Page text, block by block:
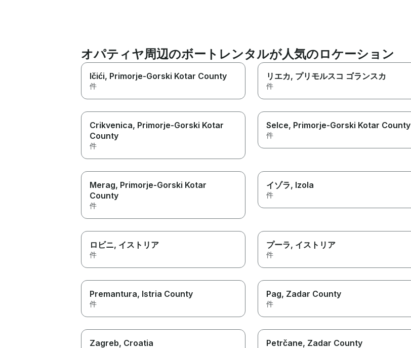
オパティヤ周辺のボートレンタルが人気のロケーション
Ičići, Primorje-Gorski Kotar County
件
リエカ, プリモルスコ ゴランスカ
件
Crikvenica, Primorje-Gorski Kotar
County
件
Selce, Primorje-Gorski Kotar County
件
Merag, Primorje-Gorski Kotar
County
件
イゾラ, Izola
件
ロビニ, イストリア
件
プーラ, イストリア
件
Premantura, Istria County
件
Pag, Zadar County
件
Zagreb, Croatia Petrčane, Zadar County